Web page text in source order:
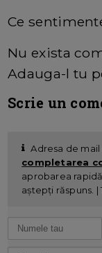
Ce
Nu exista
Adauga-l tu
Scrie un
Adresa de
completarea
aprobarea
aștepți răspuns.